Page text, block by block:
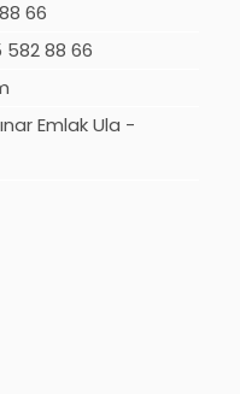
66
88 66
Emlak Ula -